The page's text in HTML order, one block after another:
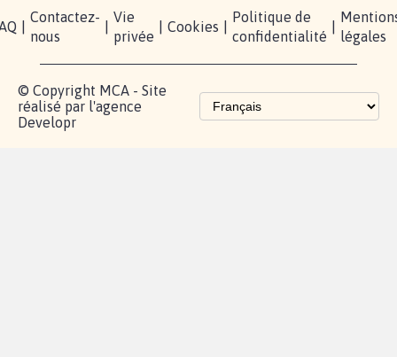
Contactez-
nous
Vie
privée
Cookies
Politique de
confidentialité
légales
© Copyright MCA - Site
réalisé par l'agence
Developr